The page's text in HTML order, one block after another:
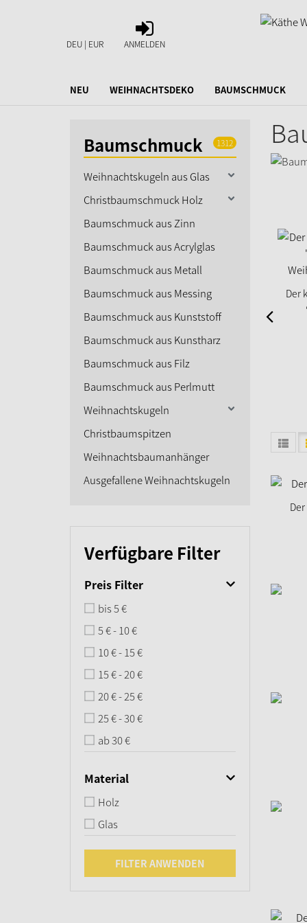
DEU | EUR
ANMELDEN
ANMELDEN
NEU WEIHNACHTSDEKO BAUMSCHMUCK
Baumschmuck 1312
Weihnachtskugeln aus Glas
Christbaumschmuck Holz
Baumschmuck aus Zinn
Baumschmuck aus Acrylglas
Baumschmuck aus Metall
Baumschmuck aus Messing
Baumschmuck aus Kunststoff
Baumschmuck aus Kunstharz
Baumschmuck aus Filz
Baumschmuck aus Perlmutt
Weihnachtskugeln
Christbaumspitzen
Weihnachtsbaumanhänger
Ausgefallene Weihnachtskugeln
Verfügbare Filter
Preis Filter
bis 5 €
5 € - 10 €
10 € - 15 €
15 € - 20 €
20 € - 25 €
25 € - 30 €
ab 30 €
Material
Holz
Glas
FILTER ANWENDEN
Der